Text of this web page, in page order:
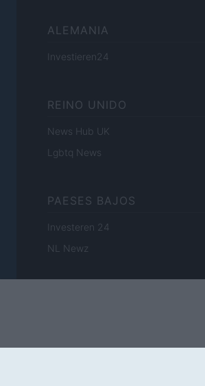
ALEMANIA
Investieren24
REINO UNIDO
News Hub UK
Lgbtq News
PAESES BAJOS
Investeren 24
NL Newz